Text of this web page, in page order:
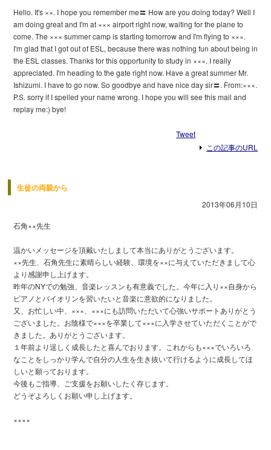
Hello. It's ××. I hope you remember me〓 How are you doing today? Well I
am doing great and I'm at ××× airport right now, waiting for the plane to
come. The ××× summer camp is starting tomorrow and I'm flying to ×××.
I'm glad that I got out of ESL, because there was nothing fun about being in
the ESL classes. Thanks for this opportunity to study in ×××. I really
appreciated. I'm heading to the gate right now. Have a great summer Mr.
Ishizumi. I have to go now. So goodbye and have nice day sir〓. From:×××.
P.S. sorry if I spelled your name wrong. I hope you will see this mail and
replay me:) bye!
Tweet
この記事のURL
生徒の両親から
2013年06月10日
石角××先生
温かいメッセージを頂戴いたしまして本当にありがとうございます。
××先生、石角先生に素晴らしい経験、環境を××に与えていただきまして心
より感謝申し上げます。
昨年のNYでの勉強、音楽レッスンも有意義でした。今年に入り××自身から
ピアノとバイオリンを習いたいと音楽に意欲的になりました。
又、お忙しい中、×××、×××にも訪問いただいて心強いサポートありがとう
ございました。お陰様で×××を卒業して×××に入学させていただくことがで
きました。ありがとうございます。
１年前より逞しく成長したと喜んでおります。これからも×××でいろいろ
なことをしっかり学んで自分の人生を生き抜いて行けるように成長してほ
しいと願っております。
今後もご指導、ご支援をお願いしたく存じます。
どうぞよろしくお願い申し上げます。
××××